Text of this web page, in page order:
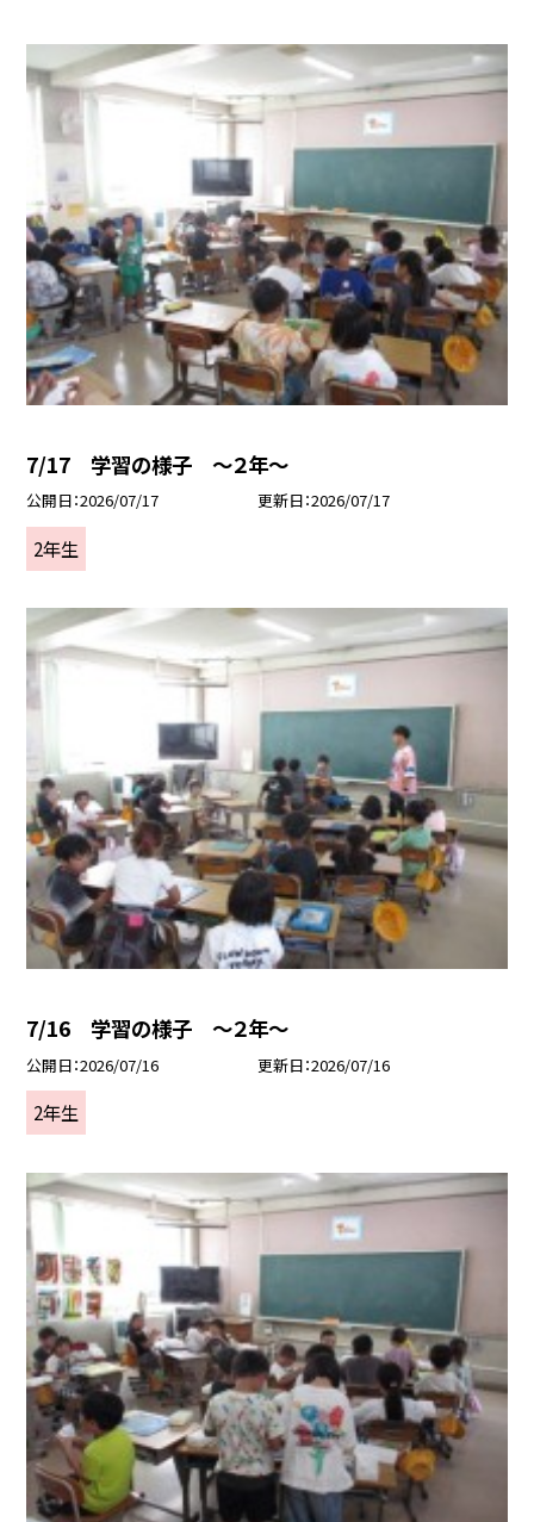
7/17 学習の様子 ～２年～
公開日 2026/07/17 更新日 2026/07/17
2年生
7/16 学習の様子 ～２年～
公開日 2026/07/16 更新日 2026/07/16
2年生